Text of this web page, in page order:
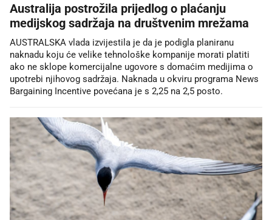
Australija postrožila prijedlog o plaćanju
medijskog sadržaja na društvenim mrežama
AUSTRALSKA vlada izvijestila je da je podigla planiranu
naknadu koju će velike tehnološke kompanije morati platiti
ako ne sklope komercijalne ugovore s domaćim medijima o
upotrebi njihovog sadržaja. Naknada u okviru programa News
Bargaining Incentive povećana je s 2,25 na 2,5 posto.